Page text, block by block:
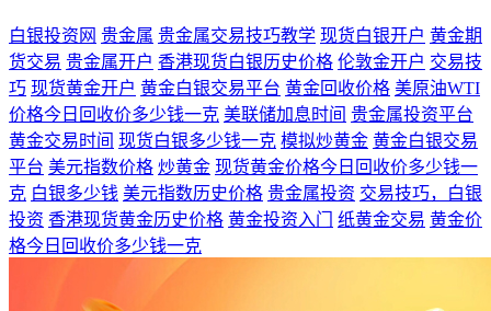
白银投资网 贵金属 贵金属交易技巧教学 现货白银开户 黄金期
货交易 贵金属开户 香港现货白银历史价格 伦敦金开户 交易技
巧 现货黄金开户 黄金白银交易平台 黄金回收价格 美原油WTI
价格今日回收价多少钱一克 美联储加息时间 贵金属投资平台
黄金交易时间 现货白银多少钱一克 模拟炒黄金 黄金白银交易
平台 美元指数价格 炒黄金 现货黄金价格今日回收价多少钱一
克 白银多少钱 美元指数历史价格 贵金属投资 交易技巧，白银
投资 香港现货黄金历史价格 黄金投资入门 纸黄金交易 黄金价
格今日回收价多少钱一克